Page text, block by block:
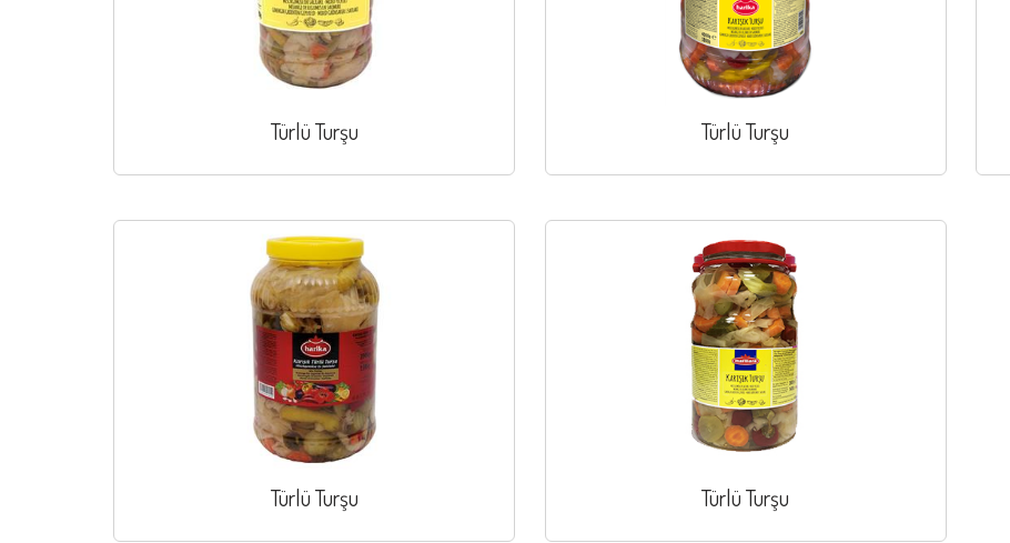
Türlü Turşu Türlü Turşu
Türlü Turşu Türlü Turşu